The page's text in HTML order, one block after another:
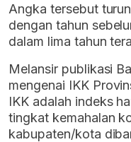
Angka tersebut
dengan tahun
dalam lima tahun
Melansir publikasi
mengenai IKK
IKK adalah indeks
tingkat kemahalan
kabupaten/kota